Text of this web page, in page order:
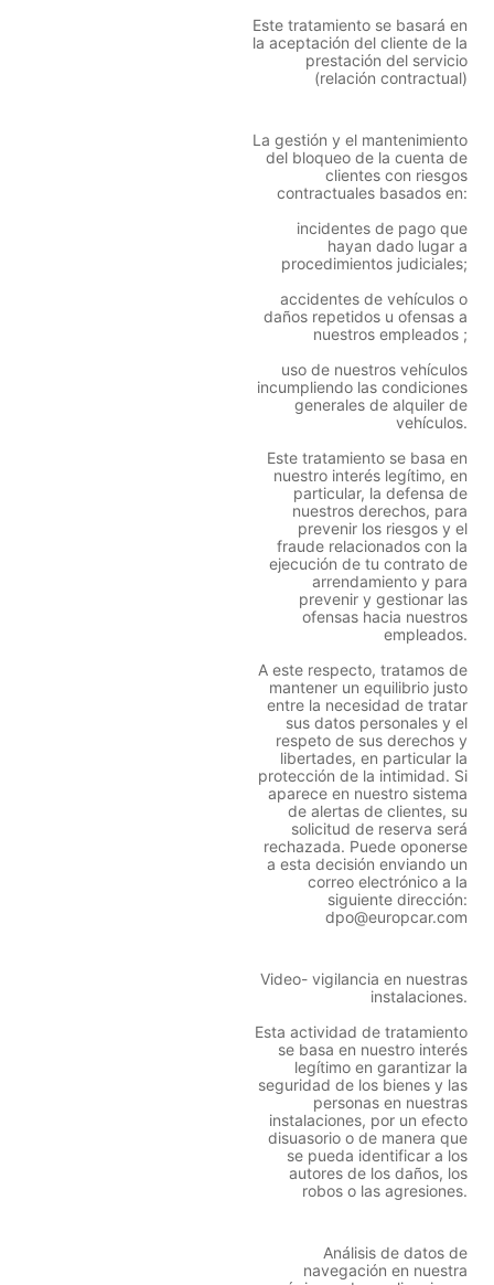
Este tratamiento se basará en
la aceptación del cliente de la
prestación del servicio
(relación contractual)
La gestión y el mantenimiento
del bloqueo de la cuenta de
clientes con riesgos
contractuales basados en:
incidentes de pago que
hayan dado lugar a
procedimientos judiciales;
accidentes de vehículos o
daños repetidos u ofensas a
nuestros empleados ;
uso de nuestros vehículos
incumpliendo las condiciones
generales de alquiler de
vehículos.
Este tratamiento se basa en
nuestro interés legítimo, en
particular, la defensa de
nuestros derechos, para
prevenir los riesgos y el
fraude relacionados con la
ejecución de tu contrato de
arrendamiento y para
prevenir y gestionar las
ofensas hacia nuestros
empleados.
A este respecto, tratamos de
mantener un equilibrio justo
entre la necesidad de tratar
sus datos personales y el
respeto de sus derechos y
libertades, en particular la
protección de la intimidad. Si
aparece en nuestro sistema
de alertas de clientes, su
solicitud de reserva será
rechazada. Puede oponerse
a esta decisión enviando un
correo electrónico a la
siguiente dirección:
dpo@europcar.com
Video- vigilancia en nuestras
instalaciones.
Esta actividad de tratamiento
se basa en nuestro interés
legítimo en garantizar la
seguridad de los bienes y las
personas en nuestras
instalaciones, por un efecto
disuasorio o de manera que
se pueda identificar a los
autores de los daños, los
robos o las agresiones.
Análisis de datos de
navegación en nuestra